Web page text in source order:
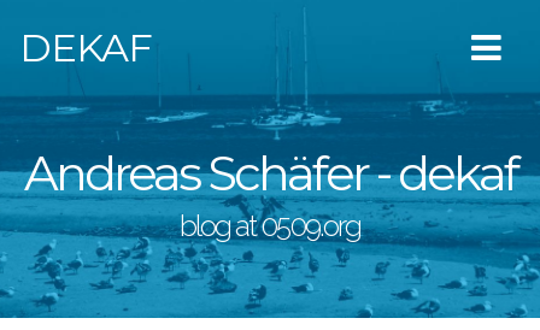
DEKAF
Andreas Schäfer - dekaf
blog at 0509.org